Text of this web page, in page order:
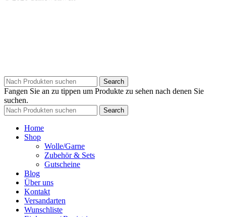
Search
Fangen Sie an zu tippen um Produkte zu sehen nach denen Sie
suchen.
Search
Home
Shop
Wolle/Garne
Zubehör & Sets
Gutscheine
Blog
Über uns
Kontakt
Versandarten
Wunschliste